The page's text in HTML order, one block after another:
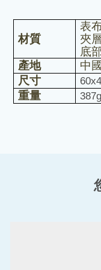
材質
表
夾
底
產地
中國
尺寸
重量